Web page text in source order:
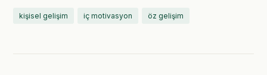
kişisel gelişim iç motivasyon öz gelişim